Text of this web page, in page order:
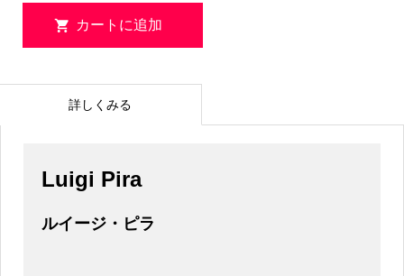
詳しくみる
Luigi Pira
ルイージ・ピラ